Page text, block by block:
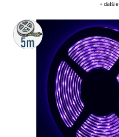
+ ďalšie
5m
rolka